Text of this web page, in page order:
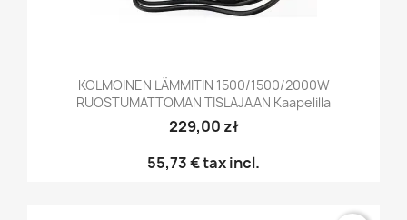
KOLMOINEN LÄMMITIN 1500/1500/2000W
RUOSTUMATTOMAN TISLAJAAN Kaapelilla
229,00 zł
55,73 €tax incl.